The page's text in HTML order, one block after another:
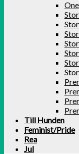
Till Hunden
Feminist/Pride
Rea
Jul